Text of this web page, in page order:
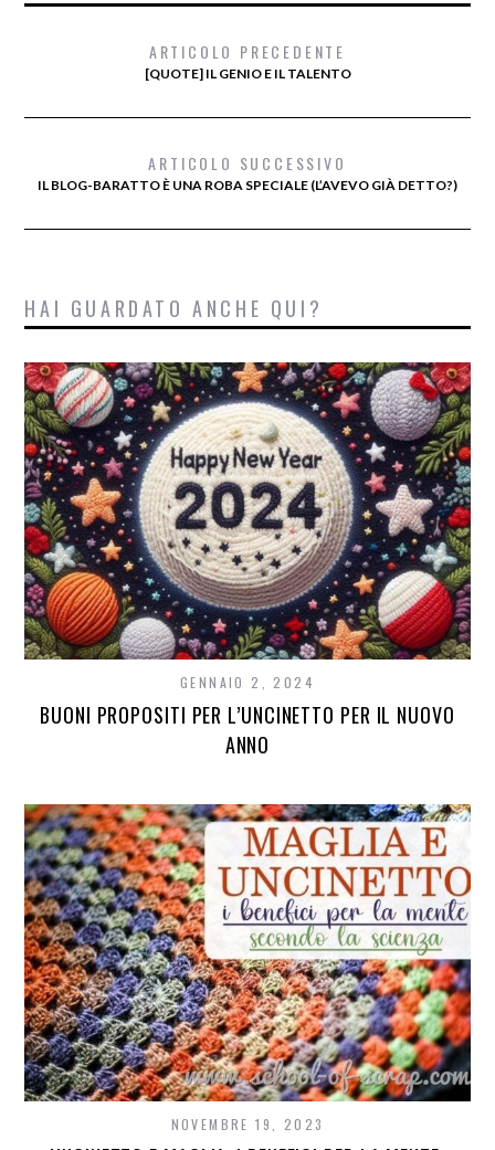
ARTICOLO PRECEDENTE
[QUOTE] IL GENIO E IL TALENTO
ARTICOLO SUCCESSIVO
IL BLOG-BARATTO È UNA ROBA SPECIALE (L’AVEVO GIÀ DETTO?)
HAI GUARDATO ANCHE QUI?
GENNAIO 2, 2024
BUONI PROPOSITI PER L’UNCINETTO PER IL NUOVO
ANNO
NOVEMBRE 19, 2023